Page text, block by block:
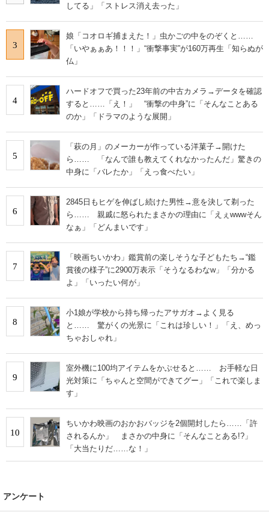
してる」「ストレス消え去った」
3
娘「コオロギ捕まえた！」虫かごの中をのぞくと……
「いやぁぁあ！！！」“衝撃事実”が160万再生「知らぬが
仏」
4
ハードオフで買った23年前の中古カメラ→データを確認
すると……「え！」 “衝撃の中身”に「そんなことある
のか」「ドラマのような展開」
5
「萩の月」のメーカーが作っている洋菓子→開けた
ら…… 「なんで誰も教えてくれなかったんだ」驚きの
中身に「バレたか」「えっ食べたい」
6
2845日もヒゲを伸ばし続けた男性→意を決して剃った
ら…… 親戚に怒られたまさかの理由に「えぇwwwそん
なぁ」「どんまいです」
7
「映画ちいかわ」鑑賞前の楽しそうな子どもたち→“鑑
賞後の様子”に2900万表示「そうなるわなw」「分かる
よ」「いったい何が」
8
小1娘が学校から持ち帰ったアサガオ→よく見る
と…… 驚がくの光景に「これは珍しい！」「え、めっ
ちゃおしゃれ」
9
室外機に100均アイテムをかぶせると…… お手軽な日
光対策に「ちゃんと空間ができてグー」「これで楽しま
す」
10
ちいかわ映画のおかおバッジを2個開封したら……「許
されるんか」 まさかの中身に「そんなことある!?」
「大当たりだ……な！」
アンケート